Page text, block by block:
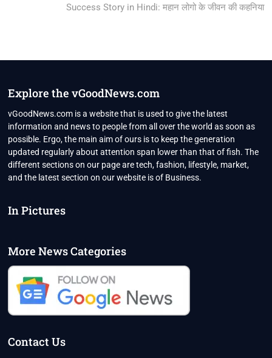
post:
Success Story in Hindi: महान लोगो के जीवन की कहनिया
Explore the vGoodNews.com
vGoodNews.com is a website that is used to give the latest
information and news to people from all over the world as soon as
possible. Ergo, the main aim of ours is to keep the generation
updated regularly about attention span lower than that of fish. The
different sections on our page are tech, fashion, lifestyle, market,
and the latest section on our website is of Business.
In Pictures
More News Categories
Contact Us